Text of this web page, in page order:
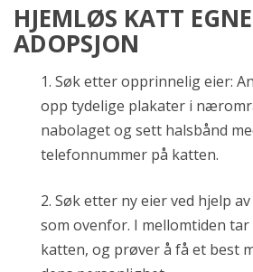
HJEMLØS KATT
ADOPSJON
1. Søk etter opprinnelig eier:
opp tydelige plakater i
nabolaget og sett halsbånd
telefonnummer på katten.
2. Søk etter ny eier ved hjelp
som ovenfor. I mellomtiden
katten, og prøver å få et best